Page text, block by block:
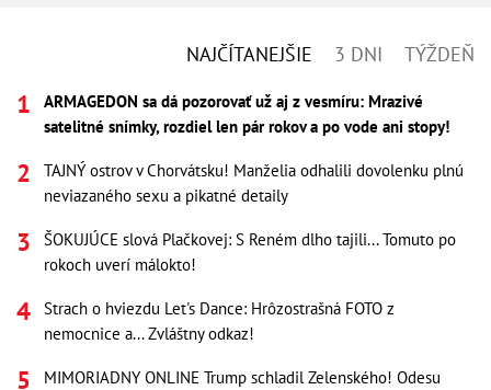
NAJČÍTANEJŠIE 3 DNI TÝŽDEŇ
ARMAGEDON sa dá pozorovať už aj z vesmíru: Mrazivé
satelitné snímky, rozdiel len pár rokov a po vode ani stopy!
TAJNÝ ostrov v Chorvátsku! Manželia odhalili dovolenku plnú
neviazaného sexu a pikatné detaily
ŠOKUJÚCE slová Plačkovej: S Reném dlho tajili... Tomuto po
rokoch uverí málokto!
Strach o hviezdu Let's Dance: Hrôzostrašná FOTO z
nemocnice a... Zvláštny odkaz!
MIMORIADNY ONLINE Trump schladil Zelenského! Odesu